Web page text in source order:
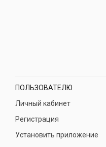
ПОЛЬЗОВАТЕЛЮ
Личный кабинет
Регистрация
Установить приложение